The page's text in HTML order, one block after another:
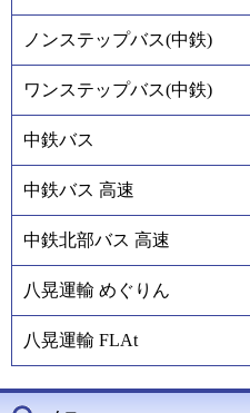
ノンステップバス(中鉄)
ワンステップバス(中鉄)
中鉄バス
中鉄バス 高速
中鉄北部バス 高速
八晃運輸 めぐりん
八晃運輸 FLAt